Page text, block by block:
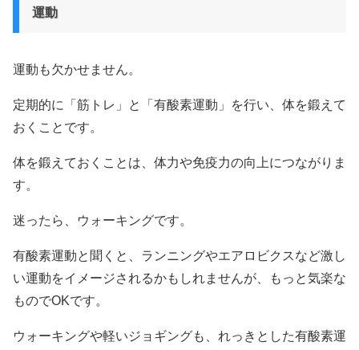
運動
運動も欠かせません。
定期的に「筋トレ」と「有酸素運動」を行い、体を鍛えて
おくことです。
体を鍛えておくことは、体力や免疫力の向上につながりま
す。
迷ったら、ウォーキングです。
有酸素運動と聞くと、ランニングやエアロビクスなど激し
い運動をイメージされるかもしれませんが、もっと気楽な
ものでOKです。
ウォーキングや軽いジョギングも、れっきとした有酸素運